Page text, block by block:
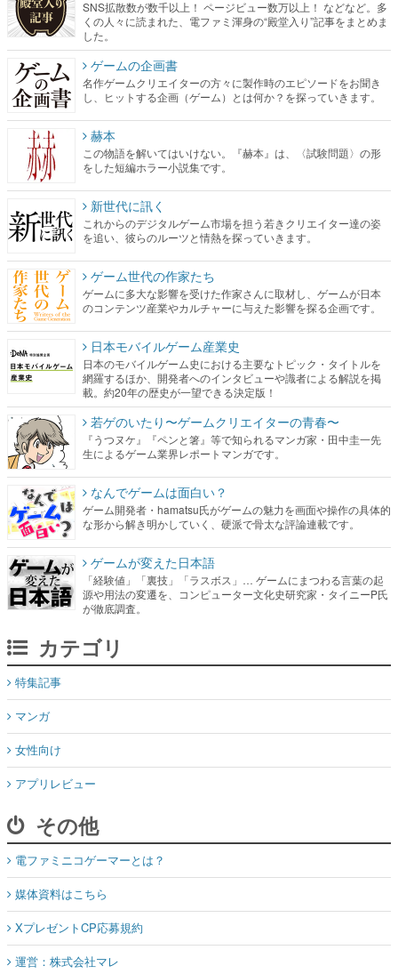
SNS拡散数が数千以上！ ページビュー数万以上！ などなど。多
くの人々に読まれた、電ファミ渾身の“殿堂入り”記事をまとめま
した。
ゲームの企画書
名作ゲームクリエイターの方々に製作時のエピソードをお聞き
し、ヒットする企画（ゲーム）とは何か？を探っていきます。
赫本
この物語を解いてはいけない。『赫本』は、〈試験問題〉の形
をした短編ホラー小説集です。
新世代に訊く
これからのデジタルゲーム市場を担う若きクリエイター達の姿
を追い、彼らのルーツと情熱を探っていきます。
ゲーム世代の作家たち
ゲームに多大な影響を受けた作家さんに取材し、ゲームが日本
のコンテンツ産業やカルチャーに与えた影響を探る企画です。
日本モバイルゲーム産業史
日本のモバイルゲーム史における主要なトピック・タイトルを
網羅するほか、開発者へのインタビューや識者による解説を掲
載。約20年の歴史が一望できる決定版！
若ゲのいたり〜ゲームクリエイターの青春〜
『うつヌケ』『ペンと箸』等で知られるマンガ家・田中圭一先
生によるゲーム業界レポートマンガです。
なんでゲームは面白い？
ゲーム開発者・hamatsu氏がゲームの魅力を画面や操作の具体的
な形から解き明かしていく、硬派で骨太な評論連載です。
ゲームが変えた日本語
「経験値」「裏技」「ラスボス」… ゲームにまつわる言葉の起
源や用法の変遷を、コンピューター文化史研究家・タイニーP氏
が徹底調査。
カテゴリ
特集記事
マンガ
女性向け
アプリレビュー
その他
電ファミニコゲーマーとは？
媒体資料はこちら
XプレゼントCP応募規約
運営：株式会社マレ